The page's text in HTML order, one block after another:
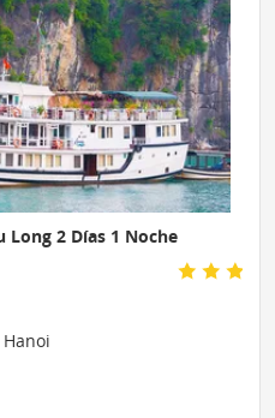
Long 2 Días 1 Noche